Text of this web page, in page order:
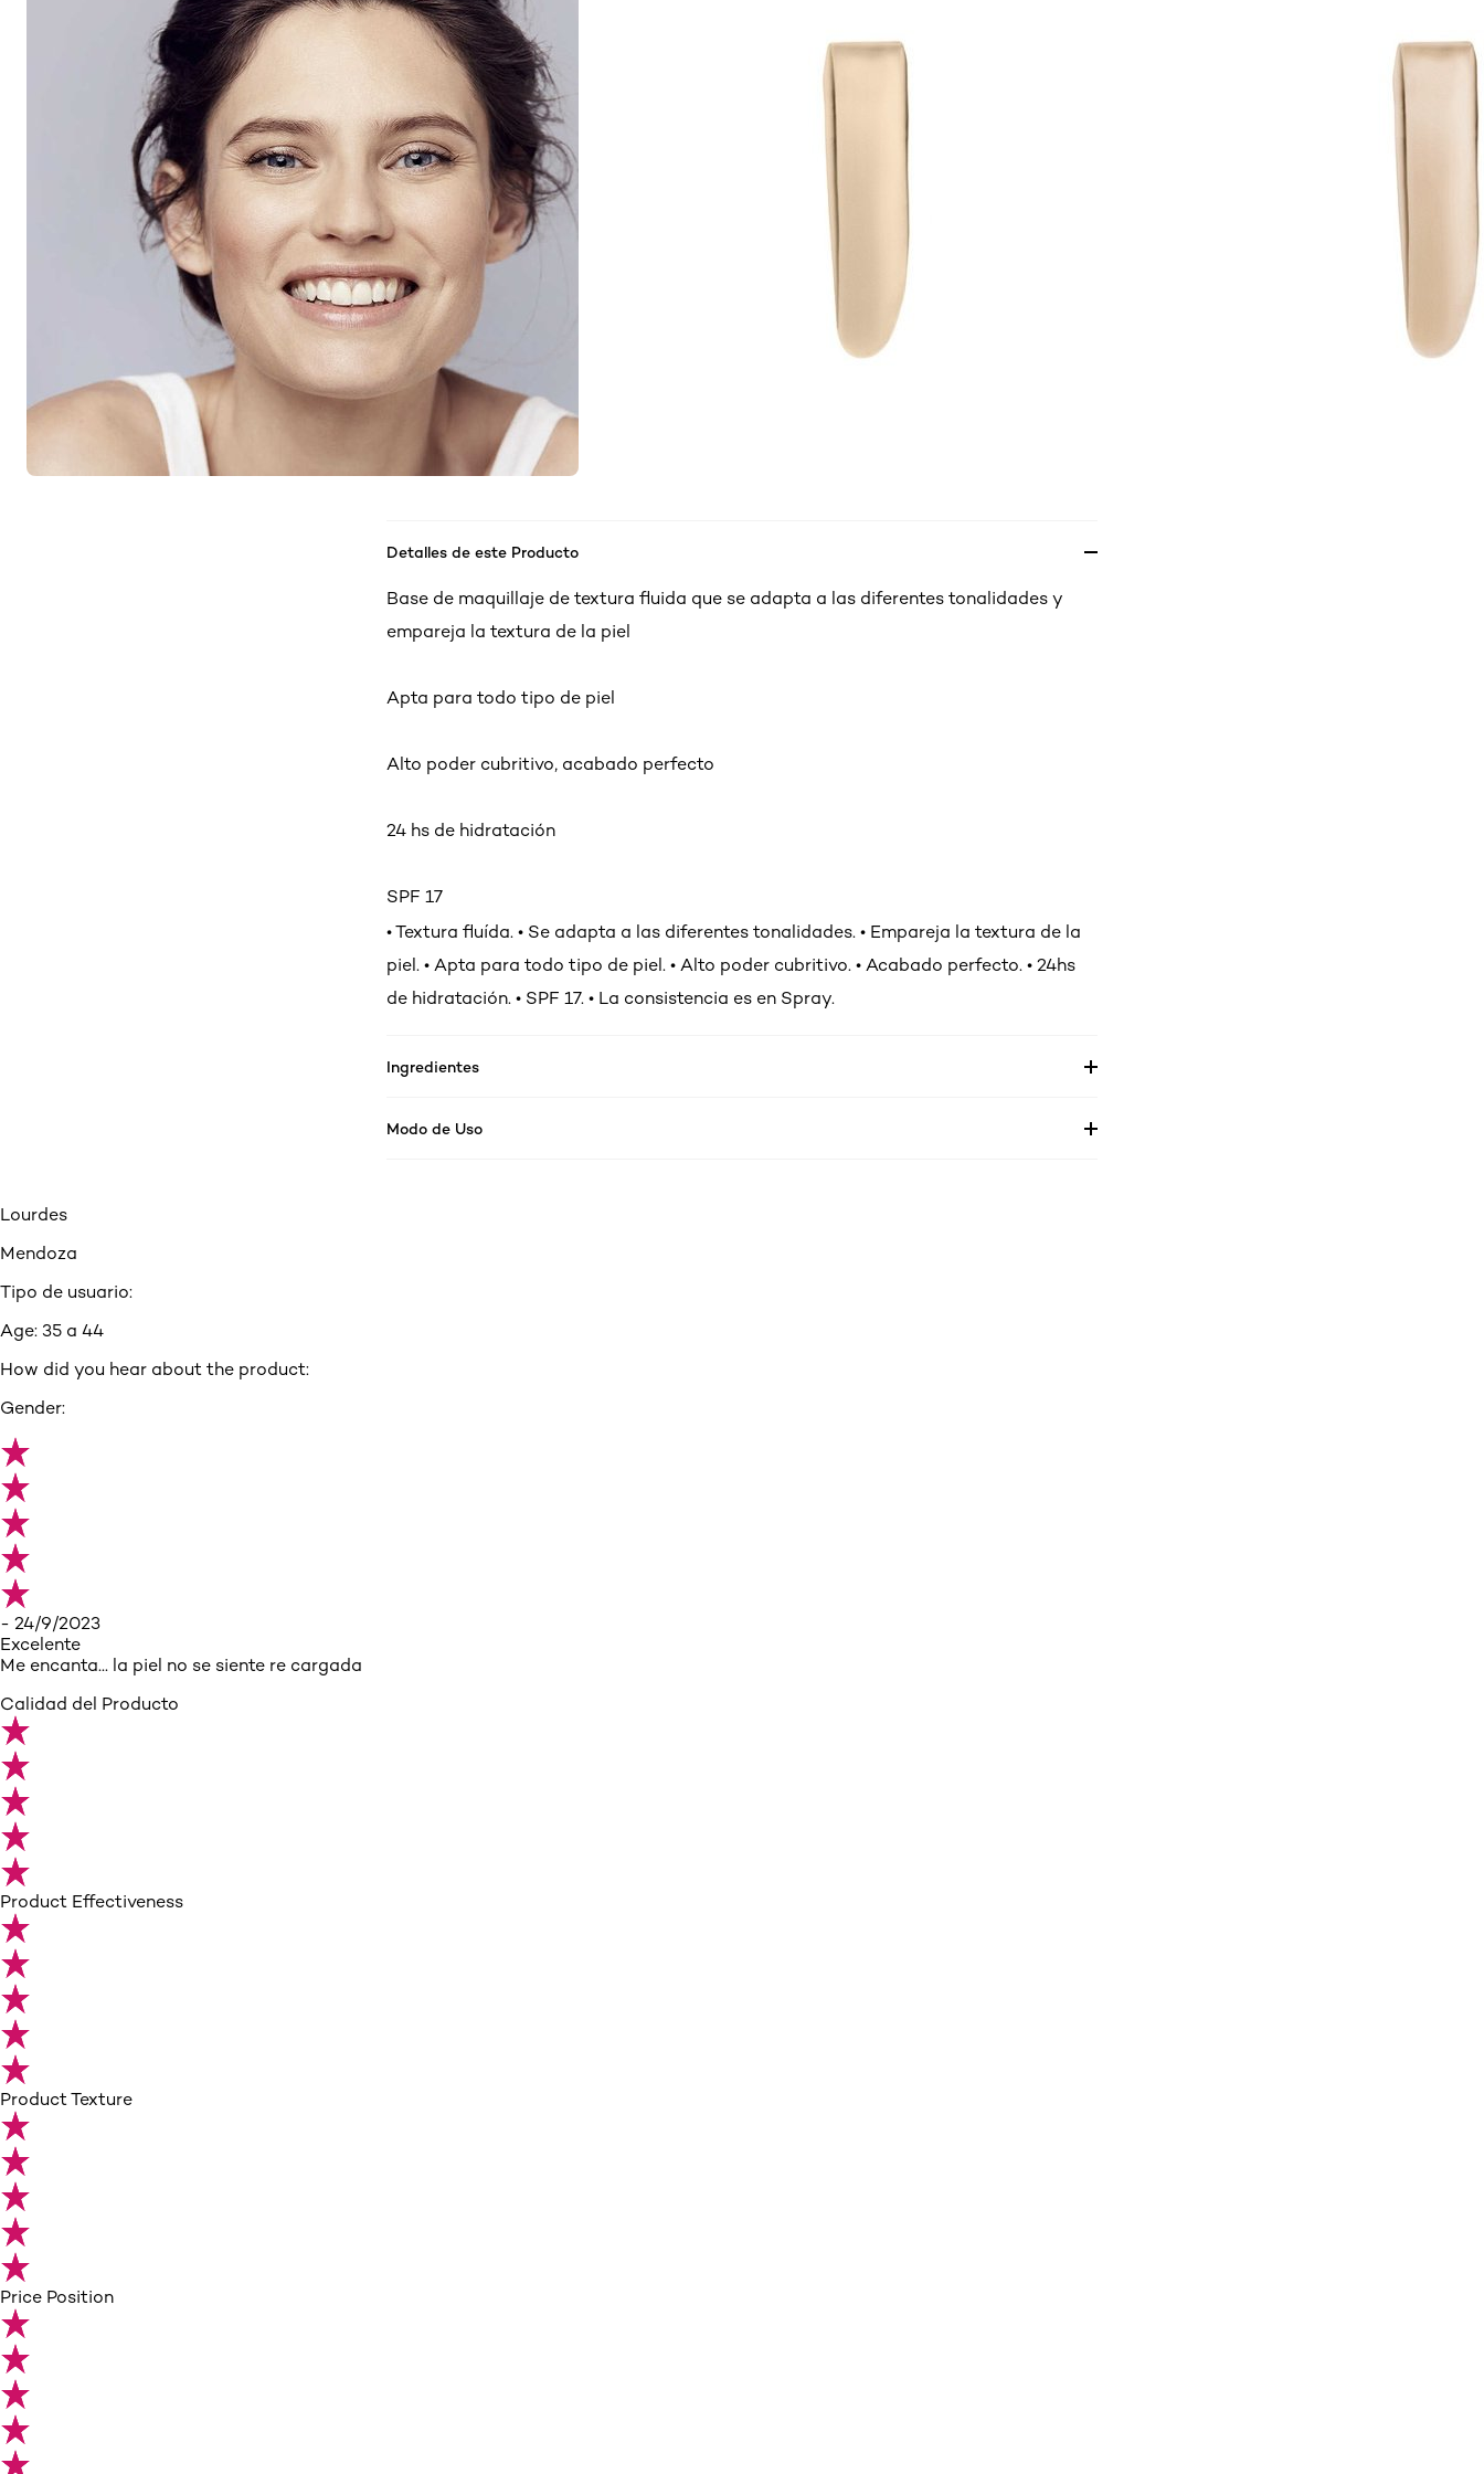
Detalles de este Producto
Base de maquillaje de textura fluida que se adapta a las diferentes tonalidades y
empareja la textura de la piel
Apta para todo tipo de piel
Alto poder cubritivo, acabado perfecto
24 hs de hidratación
SPF 17
• Textura fluída. • Se adapta a las diferentes tonalidades. • Empareja la textura de la
piel. • Apta para todo tipo de piel. • Alto poder cubritivo. • Acabado perfecto. • 24hs
de hidratación. • SPF 17. • La consistencia es en Spray.
Ingredientes
Modo de Uso
Lourdes
Mendoza
Tipo de usuario:
Age: 35 a 44
How did you hear about the product:
Gender:
- 24/9/2023
Excelente
Me encanta... la piel no se siente re cargada
Calidad del Producto
Product Effectiveness
Product Texture
Price Position